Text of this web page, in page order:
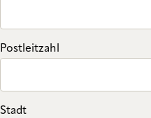
Postleitzahl
Stadt